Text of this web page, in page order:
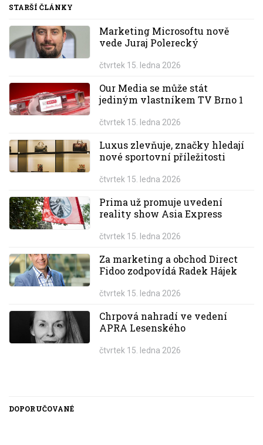
STARŠÍ ČLÁNKY
Marketing Microsoftu nově
vede Juraj Polerecký
čtvrtek 15. ledna 2026
Our Media se může stát
jediným vlastníkem TV Brno 1
čtvrtek 15. ledna 2026
Luxus zlevňuje, značky hledají
nové sportovní příležitosti
čtvrtek 15. ledna 2026
Prima už promuje uvedení
reality show Asia Express
čtvrtek 15. ledna 2026
Za marketing a obchod Direct
Fidoo zodpovídá Radek Hájek
čtvrtek 15. ledna 2026
Chrpová nahradí ve vedení
APRA Lesenského
čtvrtek 15. ledna 2026
DOPORUČOVANÉ